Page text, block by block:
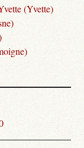
(Yvette)